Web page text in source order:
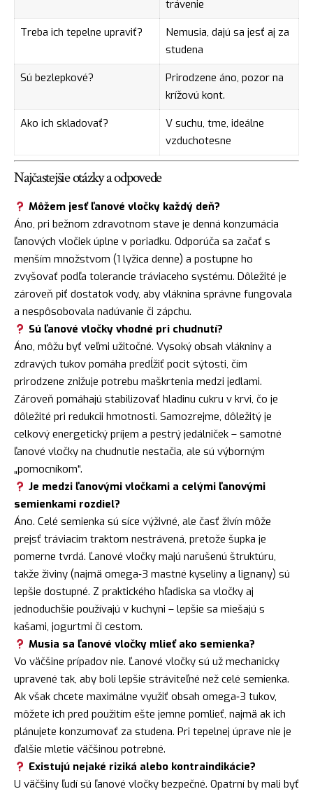
trávenie
Treba ich tepelne upraviť?
Nemusia, dajú sa jesť aj za
studena
Sú bezlepkové?
Prirodzene áno, pozor na
krížovú kont.
Ako ich skladovať?
V suchu, tme, ideálne
vzduchotesne
Najčastejšie otázky a odpovede
Môžem jesť ľanové vločky každý deň?
Áno, pri bežnom zdravotnom stave je denná konzumácia
ľanových vločiek úplne v poriadku. Odporúča sa začať s
menším množstvom (1 lyžica denne) a postupne ho
zvyšovať podľa tolerancie tráviaceho systému. Dôležité je
zároveň piť dostatok vody, aby vláknina správne fungovala
a nespôsobovala nadúvanie či zápchu.
Sú ľanové vločky vhodné pri chudnutí?
Áno, môžu byť veľmi užitočné. Vysoký obsah vlákniny a
zdravých tukov pomáha predĺžiť pocit sýtosti, čím
prirodzene znižuje potrebu maškrtenia medzi jedlami.
Zároveň pomáhajú stabilizovať hladinu cukru v krvi, čo je
dôležité pri redukcii hmotnosti. Samozrejme, dôležitý je
celkový energetický príjem a pestrý jedálniček – samotné
ľanové vločky na chudnutie nestačia, ale sú výborným
„pomocníkom“.
Je medzi ľanovými vločkami a celými ľanovými
semienkami rozdiel?
Áno. Celé semienka sú síce výživné, ale časť živín môže
prejsť tráviacim traktom nestrávená, pretože šupka je
pomerne tvrdá. Ľanové vločky majú narušenú štruktúru,
takže živiny (najmä omega‑3 mastné kyseliny a lignany) sú
lepšie dostupné. Z praktického hľadiska sa vločky aj
jednoduchšie používajú v kuchyni – lepšie sa miešajú s
kašami, jogurtmi či cestom.
Musia sa ľanové vločky mlieť ako semienka?
Vo väčšine prípadov nie. Ľanové vločky sú už mechanicky
upravené tak, aby boli lepšie stráviteľné než celé semienka.
Ak však chcete maximálne využiť obsah omega‑3 tukov,
môžete ich pred použitím ešte jemne pomlieť, najmä ak ich
plánujete konzumovať za studena. Pri tepelnej úprave nie je
ďalšie mletie väčšinou potrebné.
Existujú nejaké riziká alebo kontraindikácie?
U väčšiny ľudí sú ľanové vločky bezpečné. Opatrní by mali byť